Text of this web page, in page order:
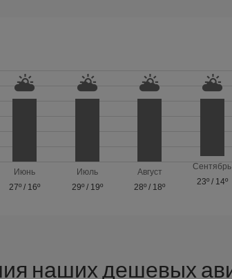
Июнь
27º / 16º
Июль
29º/ 19º
Август
28º / 18º
Сентябрь
23º/ 14º
наших дешевых